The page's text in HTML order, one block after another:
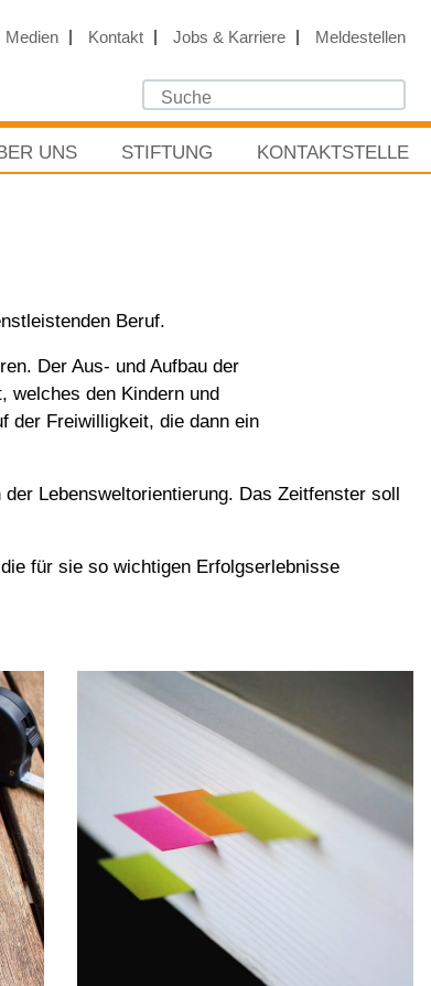
Medien Kontakt Jobs & Karriere Meldestellen
KONTAKTSTELLE
STIFTUNG
UNS
Beruf.
Der Aus- und Aufbau der
welches den Kindern und
der Freiwilligkeit, die dann ein
Lebensweltorientierung. Das Zeitfenster soll
für sie so wichtigen Erfolgserlebnisse